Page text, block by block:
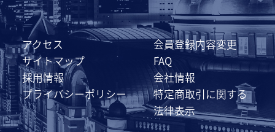
アクセス
会員登録内容変更
サイトマップ
FAQ
採用情報
会社情報
プライバシーポリシー
特定商取引に関する
法律表示